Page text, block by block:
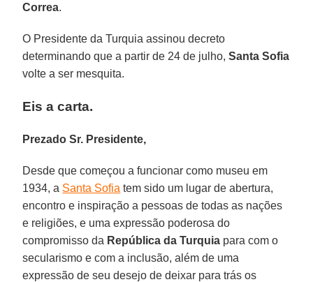
Correa.
O Presidente da Turquia assinou decreto
determinando que a partir de 24 de julho,Santa Sofia
volte a ser mesquita.
Eis a carta.
Prezado Sr. Presidente,
Desde que começou a funcionar como museu em
1934, a Santa Sofia tem sido um lugar de abertura,
encontro e inspiração a pessoas de todas as nações
e religiões, e uma expressão poderosa do
compromisso da República da Turquia para com o
secularismo e com a inclusão, além de uma
expressão de seu desejo de deixar para trás os